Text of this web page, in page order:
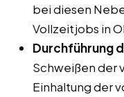
bei diesen
Vollzeitjobs in
Durchführung
Schweißen der
Einhaltung der